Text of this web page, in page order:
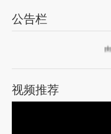
公告栏
视频推荐